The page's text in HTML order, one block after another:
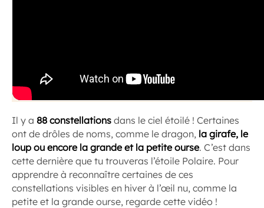
Il y a 88 constellations dans le ciel étoilé ! Certaines
ont de drôles de noms, comme le dragon, la girafe, le
loup ou encore la grande et la petite ourse. C’est dans
cette dernière que tu trouveras l’étoile Polaire. Pour
apprendre à reconnaître certaines de ces
constellations visibles en hiver à l’œil nu, comme la
petite et la grande ourse, regarde cette vidéo !